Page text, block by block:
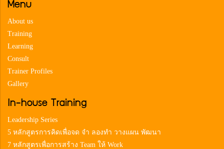
Menu
About us
Training
Learning
Consult
Trainer Profiles
Gallery
In-house Training
Leadership Series
5 หลักสูตรการคิดเพื่อจด จำ ลองทำ วางแผน พัฒนา
7 หลักสูตรเพื่อการสร้าง Team ให้ Work